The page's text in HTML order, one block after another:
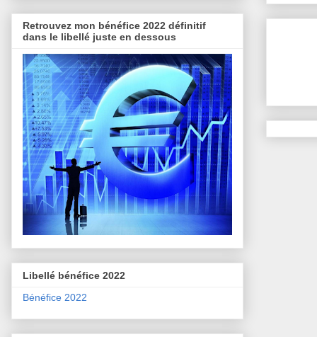
Retrouvez mon bénéfice 2022 définitif
dans le libellé juste en dessous
Libellé bénéfice 2022
Bénéfice 2022